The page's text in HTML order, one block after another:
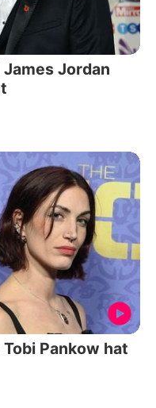
James Jordan
Pankow hat